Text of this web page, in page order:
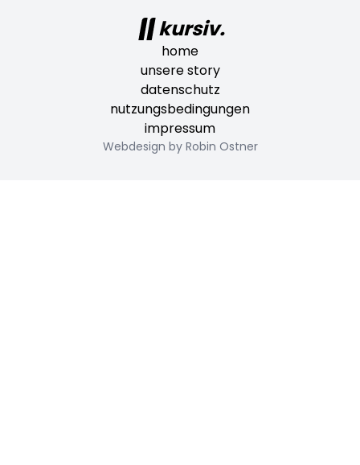
kursiv.
home
unsere story
datenschutz
nutzungsbedingungen
impressum
Webdesign by Robin Ostner